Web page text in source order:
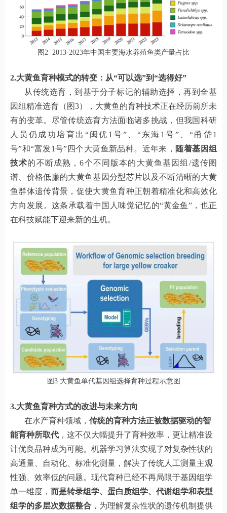
图2 2013-2023年中国主要海水养殖鱼类产量占比
2.大黄鱼育种模式的转变：从“可以选”到“选得好”
从传统选育，到基于分子标记的辅助选择，再到全基
因组精准选育（图3），大黄鱼的育种技术正在经历前所未
有的变革。尽管传统选育方法面临诸多挑战，但我国科研
人员仍成功培育出“闽优1号”、“东海1号”、“甬岱1
号”和“富发1号”四个大黄鱼新品种。近年来， 随着基因组
技术的不断成熟，6个不同版本的大黄鱼基因组/遗传图
谱、价格低廉的大黄鱼基因分型芯片以及不断清晰的大黄
鱼群体遗传背景，促使大黄鱼育种正朝着精准化和高效化
方向发展。这条承载着中国人味觉记忆的“黄金鱼”，也正
在科技赋能下迎来新的生机。
图3 大黄鱼单代基因组选择育种过程示意图
3.大黄鱼育种方式的改进与未来方向
在水产育种领域， 传统的育种方法正被数据驱动的智
能育种所取代 ，这不仅大幅提升了育种效率，更让精准设
计优良品种成为可能。机器学习算法实现了对复杂性状的
高通量、自动化、标准化测量，解决了传统人工测量主观
性强、效率低的问题。现代育种已经不再局限于基因组学
单一维度， 而是转录组学、蛋白质组学、代谢组学和表型
组学的多层次数据整合 ，为理解复杂性状的遗传机制提供